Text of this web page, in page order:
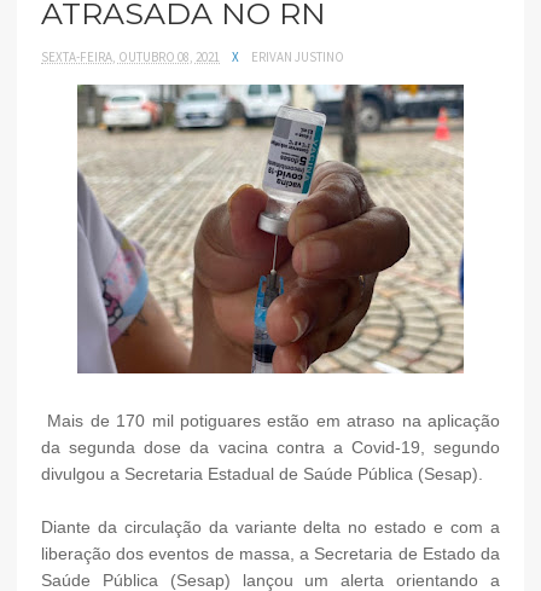
ATRASADA NO RN
SEXTA-FEIRA, OUTUBRO 08, 2021 X ERIVAN JUSTINO
Mais de 170 mil potiguares estão em atraso na aplicação
da segunda dose da vacina contra a Covid-19, segundo
divulgou a Secretaria Estadual de Saúde Pública (Sesap).
Diante da circulação da variante delta no estado e com a
liberação dos eventos de massa, a Secretaria de Estado da
Saúde Pública (Sesap) lançou um alerta orientando a